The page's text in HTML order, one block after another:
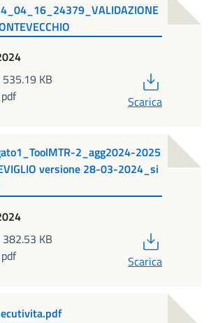
KB
Scarica
2_agg2024-2025
versione 28-03-2024_si
KB
Scarica